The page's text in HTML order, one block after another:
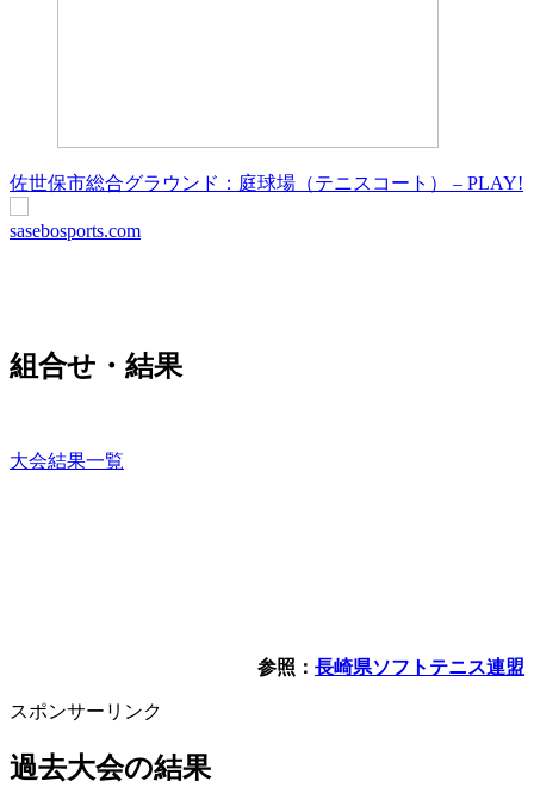
佐世保市総合グラウンド：庭球場（テニスコート） – PLAY!
sasebosports.com
組合せ・結果
大会結果一覧
参照： 長崎県ソフトテニス連盟
スポンサーリンク
過去大会の結果